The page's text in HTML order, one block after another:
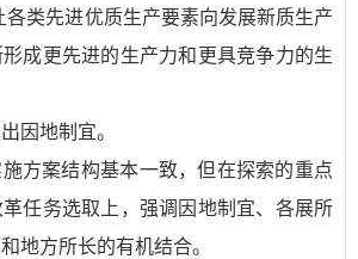
各类先进优质生产要素向发展新质生产
成更先进的生产力和更具竞争力的生
因地制宜。
方案结构基本一致，但在探索的重点
任务选取上，强调因地制宜、各展所
地方所长的有机结合。